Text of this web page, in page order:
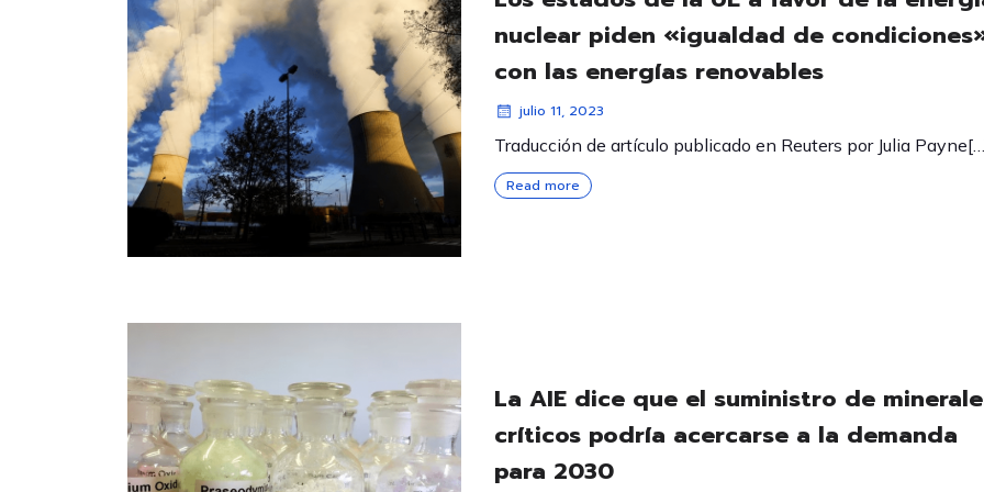
nuclear piden «igualdad de
con las energías renovables
julio 11, 2023
Traducción de artículo publicado en Reuters por Julia
Read more
La AIE dice que el suministro de
críticos podría acercarse a la demanda
para 2030